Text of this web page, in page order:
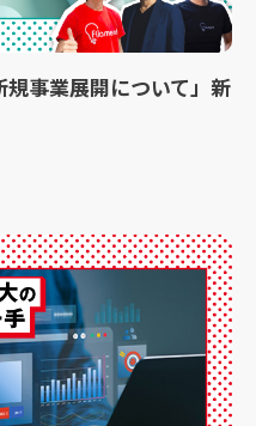
規事業展開について」新